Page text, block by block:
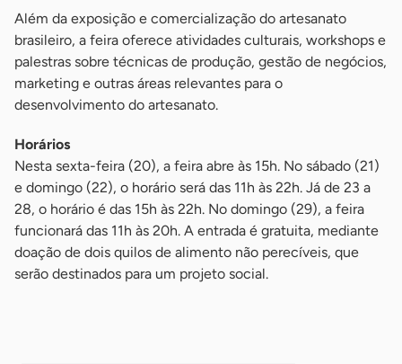
Além da exposição e comercialização do artesanato
brasileiro, a feira oferece atividades culturais, workshops e
palestras sobre técnicas de produção, gestão de negócios,
marketing e outras áreas relevantes para o
desenvolvimento do artesanato.
Horários
Nesta sexta-feira (20), a feira abre às 15h. No sábado (21)
e domingo (22), o horário será das 11h às 22h. Já de 23 a
28, o horário é das 15h às 22h. No domingo (29), a feira
funcionará das 11h às 20h. A entrada é gratuita, mediante
doação de dois quilos de alimento não perecíveis, que
serão destinados para um projeto social.